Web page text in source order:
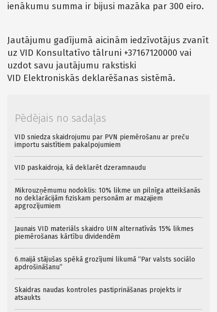
ienākumu summa ir bijusi mazāka par 300 eiro.
Jautājumu gadījumā aicinām iedzīvotājus zvanīt
uz VID Konsultatīvo tālruni +37167120000 vai
uzdot savu jautājumu rakstiski
VID Elektroniskās deklarēšanas sistēmā.
Pēdējais no sadaļas
VID sniedza skaidrojumu par PVN piemērošanu ar preču
importu saistītiem pakalpojumiem
VID paskaidroja, kā deklarēt dzeramnaudu
Mikrouzņēmumu nodoklis: 10% likme un pilnīga atteikšanās
no deklarācijām fiziskam personām ar mazajiem
apgrozījumiem
Jaunais VID materiāls skaidro UIN alternatīvās 15% likmes
piemērošanas kārtību dividendēm
6.maijā stājušas spēkā grozījumi likumā “Par valsts sociālo
apdrošināšanu”
Skaidras naudas kontroles pastiprināšanas projekts ir
atsaukts